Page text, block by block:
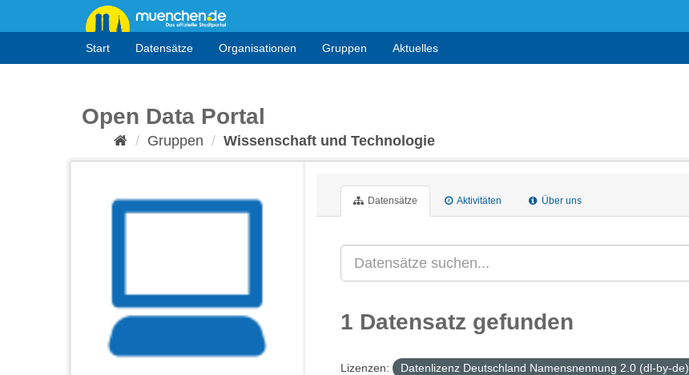
Start Datensätze Organisationen Gruppen Aktuelles
Open Data Portal
Gruppen Wissenschaft und Technologie
Datensätze Aktivitäten Über uns
1 Datensatz gefunden
Lizenzen:
Datenlizenz Deutschland Namensnennung 2.0 (dl-by-de)